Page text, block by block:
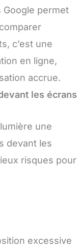
permet
c’est une
en ligne,
accrue.
les écrans
une
devant les
risques pour
excessive